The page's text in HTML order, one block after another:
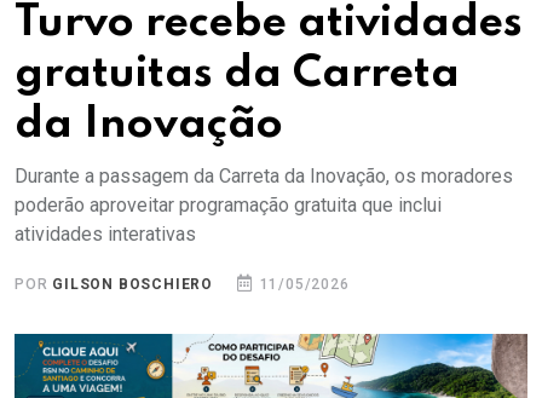
Turvo recebe atividades
gratuitas da Carreta
da Inovação
Durante a passagem da Carreta da Inovação, os moradores
poderão aproveitar programação gratuita que inclui
atividades interativas
POR GILSON BOSCHIERO 11/05/2026